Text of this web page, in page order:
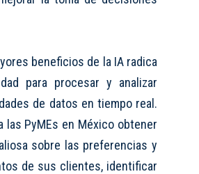
beneficios de la IA radica
para procesar y analizar
de datos en tiempo real.
las PyMEs en México obtener
sobre las preferencias y
de sus clientes, identificar